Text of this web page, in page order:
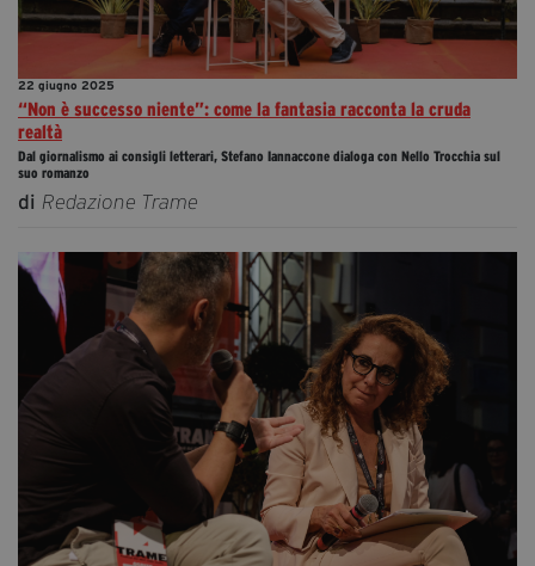
22 giugno 2025
“Non è successo niente”: come la fantasia racconta la cruda
realtà
Dal giornalismo ai consigli letterari, Stefano Iannaccone dialoga con Nello Trocchia sul
suo romanzo
di Redazione Trame